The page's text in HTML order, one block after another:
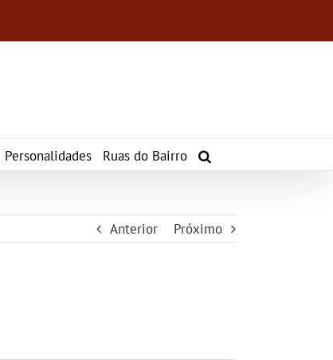
Personalidades Ruas do Bairro
Anterior Próximo